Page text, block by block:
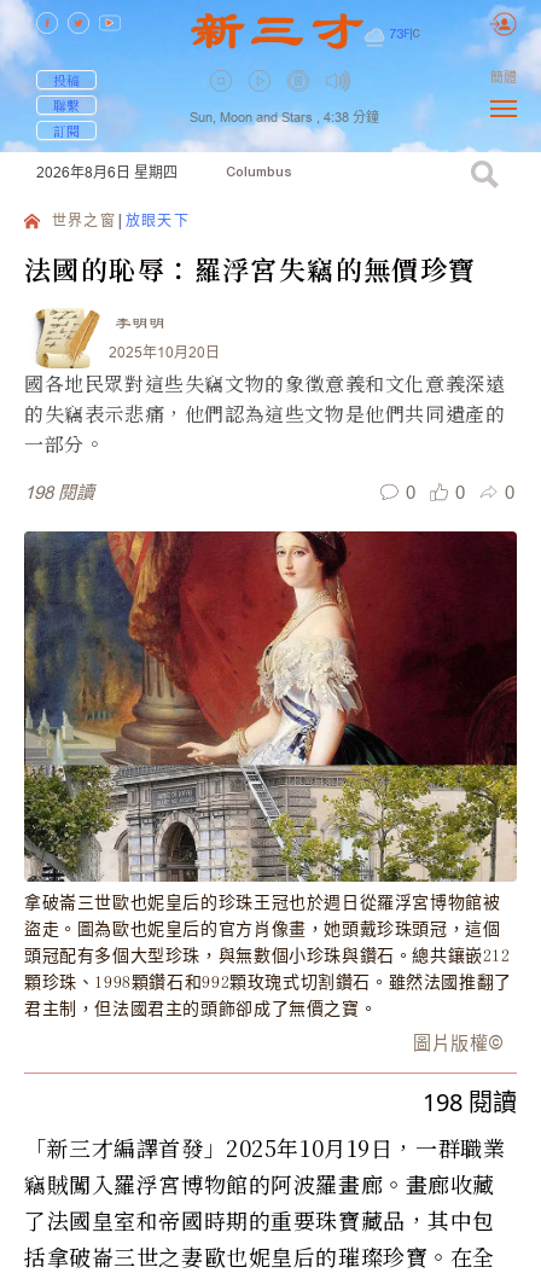
73F| C
投稿
聯繫
訂閱
Sun, Moon and Stars , 4:38 分鐘
簡體
2026年8月6日 星期四 Columbus
世界之窗 放眼天下
法國的恥辱：羅浮宮失竊的無價珍寶
李明明
2025年10月20日
國各地民眾對這些失竊文物的象徵意義和文化意義深遠
的失竊表示悲痛，他們認為這些文物是他們共同遺產的
一部分。
198 閱讀 0 0 0
拿破崙三世歐也妮皇后的珍珠王冠也於週日從羅浮宮博物館被
盜走。圖為歐也妮皇后的官方肖像畫，她頭戴珍珠頭冠，這個
頭冠配有多個大型珍珠，與無數個小珍珠與鑽石。總共鑲嵌212
顆珍珠、1998顆鑽石和992顆玫瑰式切割鑽石。雖然法國推翻了
君主制，但法國君主的頭飾卻成了無價之寶。
圖片版權©️
198 閱讀
「新三才編譯首發」2025年10月19日，一群職業
竊賊闖入羅浮宮博物館的阿波羅畫廊。畫廊收藏
了法國皇室和帝國時期的重要珠寶藏品，其中包
括拿破崙三世之妻歐也妮皇后的璀璨珍寶。在全